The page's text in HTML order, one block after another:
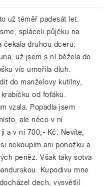
už téměř padesát let.
spláceli půjčku na
čekala druhou dceru.
už jsem s ní běžela do
víc umořila dluh.
do manželovy kutílny,
od foťáku.
vzala. Popadla jsem
ale něco v ní
a v ní 700,- Kč. Nevíte,
nekoupím ani ponožku a
peněz. Však taky sotva
Kupodivu mne
dech, vysvětlil